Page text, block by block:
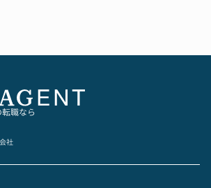
経営戦略を実行
ミッションでスキルを加速的にスキルを
法務・総務・ITガバナンス」など管理
での制度設計・フロー構築を一気通貫
職なら
社